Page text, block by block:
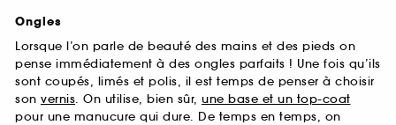
Ongles
Lorsque l’on parle de beauté des mains et des pieds on
pense immédiatement à des ongles parfaits ! Une fois qu’ils
sont coupés, limés et polis, il est temps de penser à choisir
son vernis. On utilise, bien sûr, une base et un top-coat
pour une manucure qui dure. De temps en temps, on